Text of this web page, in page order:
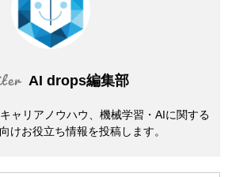
AI drops編集部
ャリアノウハウ、機械学習・AIに関する
けお役立ち情報を投稿します。